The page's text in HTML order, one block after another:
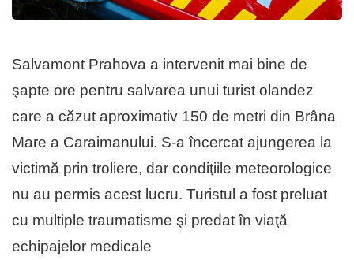
Salvamont Prahova a intervenit mai bine de
şapte ore pentru salvarea unui turist olandez
care a căzut aproximativ 150 de metri din Brâna
Mare a Caraimanului. S-a încercat ajungerea la
victimă prin troliere, dar condiţiile meteorologice
nu au permis acest lucru. Turistul a fost preluat
cu multiple traumatisme şi predat în viaţă
echipajelor medicale